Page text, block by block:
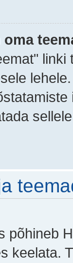
põhineb
keelata.